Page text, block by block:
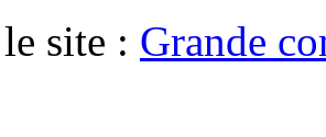
site : Grande